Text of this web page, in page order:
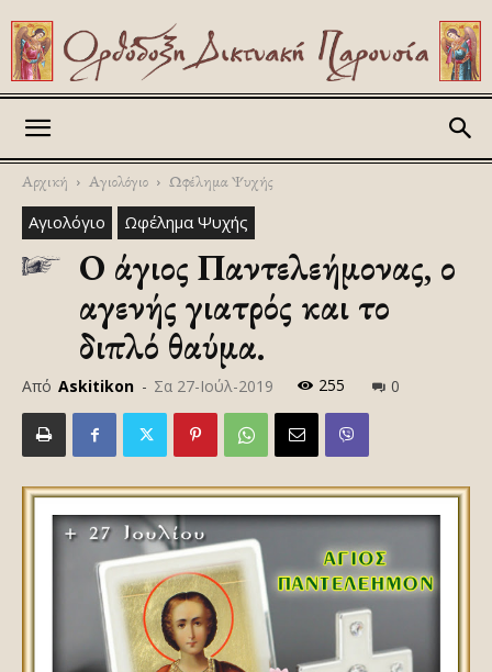
Αρχική Αγιολόγιο Ωφέλημα Ψυχής
Αγιολόγιο Ωφέλημα Ψυχής
Ο άγιος Παντελεήμονας, ο
αγενής γιατρός και το
διπλό θαύμα.
Από Askitikon - Σα 27-Ιούλ-2019 255 0